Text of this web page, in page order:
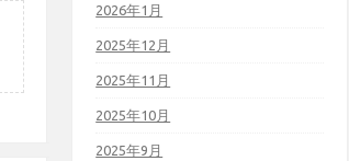
2026年1月
2025年12月
2025年11月
2025年10月
2025年9月